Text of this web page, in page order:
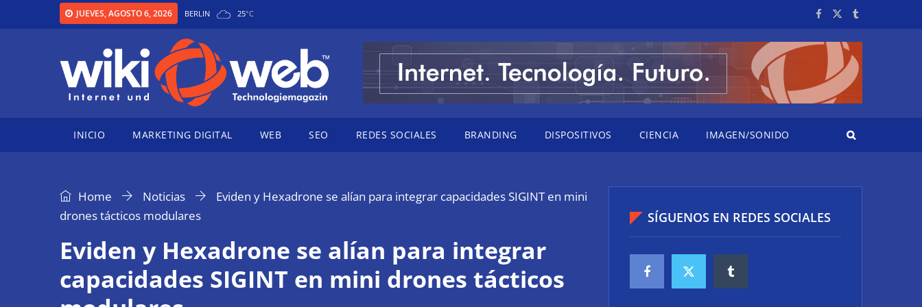
JUEVES, AGOSTO 6, 2026 BERLIN 25°C
INICIO MARKETING DIGITAL WEB SEO REDES SOCIALES BRANDING DISPOSITIVOS CIENCIA IMAGEN/SONIDO
Home Noticias
Eviden y Hexadrone se alían para integrar capacidades SIGINT en mini
drones tácticos modulares
Eviden y Hexadrone se alían para integrar
capacidades SIGINT en mini drones tácticos
SÍGUENOS EN REDES SOCIALES